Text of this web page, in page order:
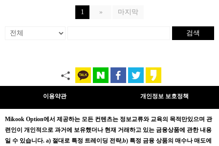
1 » 마지막
검색
이용약관 개인정보 보호정책
Mikook Option에서 제공하는 모든 컨텐츠는 정보교류와 교육의 목적만있으며 관
련인이 개인적으로 과거에 보유했더나 현재 거래하고 있는 금융상품에 관한 내용
일 수 있습니다. a) 절대로 특정 트레이딩 전략,b) 특정 금융 상품의 매수나 매도에